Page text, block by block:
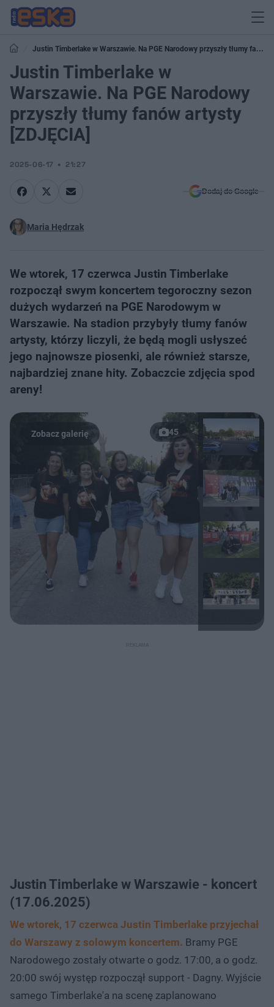
Justin Timberlake w Warszawie. Na PGE Narodowy przyszły tłumy fanów
artysty [ZDJĘCIA]
Justin Timberlake w
Warszawie. Na PGE Narodowy
przyszły tłumy fanów artysty
[ZDJĘCIA]
2025-06-17 21:27
Dodaj do Google
Maria Hędrzak
We wtorek, 17 czerwca Justin Timberlake
rozpoczął swym koncertem tegoroczny sezon
dużych wydarzeń na PGE Narodowym w
Warszawie. Na stadion przybyły tłumy fanów
artysty, którzy liczyli, że będą mogli usłyszeć
jego najnowsze piosenki, ale również starsze,
najbardziej znane hity. Zobaczcie zdjęcia spod
areny!
45
Justin Timberlake w Warszawie - koncert
(17.06.2025)
We wtorek, 17 czerwca Justin Timberlake przyjechał
do Warszawy z solowym koncertem. Bramy PGE
Narodowego zostały otwarte o godz. 17:00, a o godz.
20:00 swój występ rozpoczął support - Dagny. Wyjście
samego Timberlake'a na scenę zaplanowano